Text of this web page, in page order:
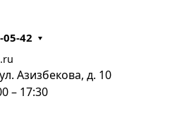
05-42
Азизбекова, д. 10
– 17:30